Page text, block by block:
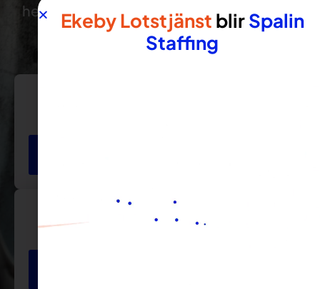
hela landet. Vi tar oss an uppdrag främst i
Skåne och södra Sverige.
3PL
Spalin Logistics en helhetslösning inom lager
Ekeby Lotstjänst blirSpalin
Staffing